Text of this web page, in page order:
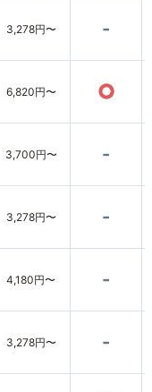
3,278円〜 -
6,820円〜 ○
3,700円〜 -
3,278円〜 -
4,180円〜 -
3,278円〜 -